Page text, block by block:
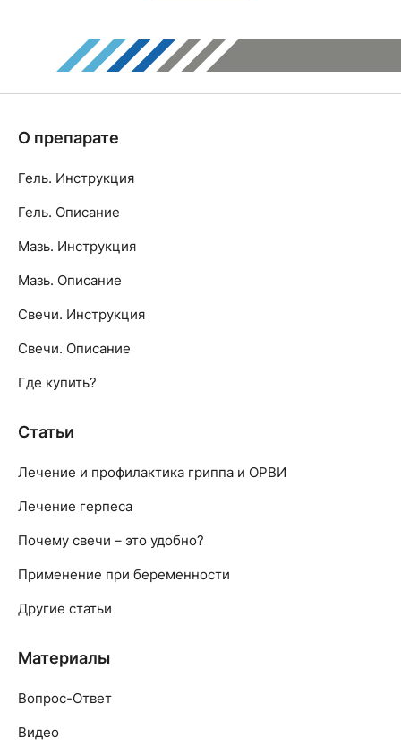
О препарате
Гель. Инструкция
Гель. Описание
Мазь. Инструкция
Мазь. Описание
Свечи. Инструкция
Свечи. Описание
Где купить?
Статьи
Лечение и профилактика гриппа и ОРВИ
Лечение герпеса
Почему свечи – это удобно?
Применение при беременности
Другие статьи
Материалы
Вопрос-Ответ
Видео